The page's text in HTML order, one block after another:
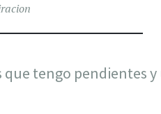
tengo pendientes y